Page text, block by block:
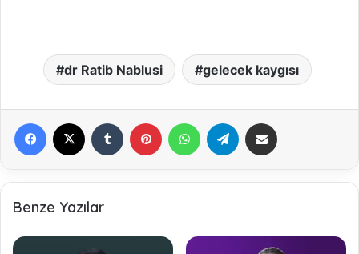
dr Ratib Nablusi gelecek kaygısı
Benze Yazılar